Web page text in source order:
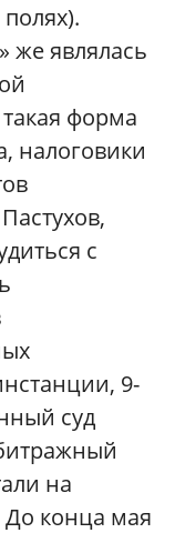
же являлась
форма
налоговики
с
9-
суд
на
До конца мая